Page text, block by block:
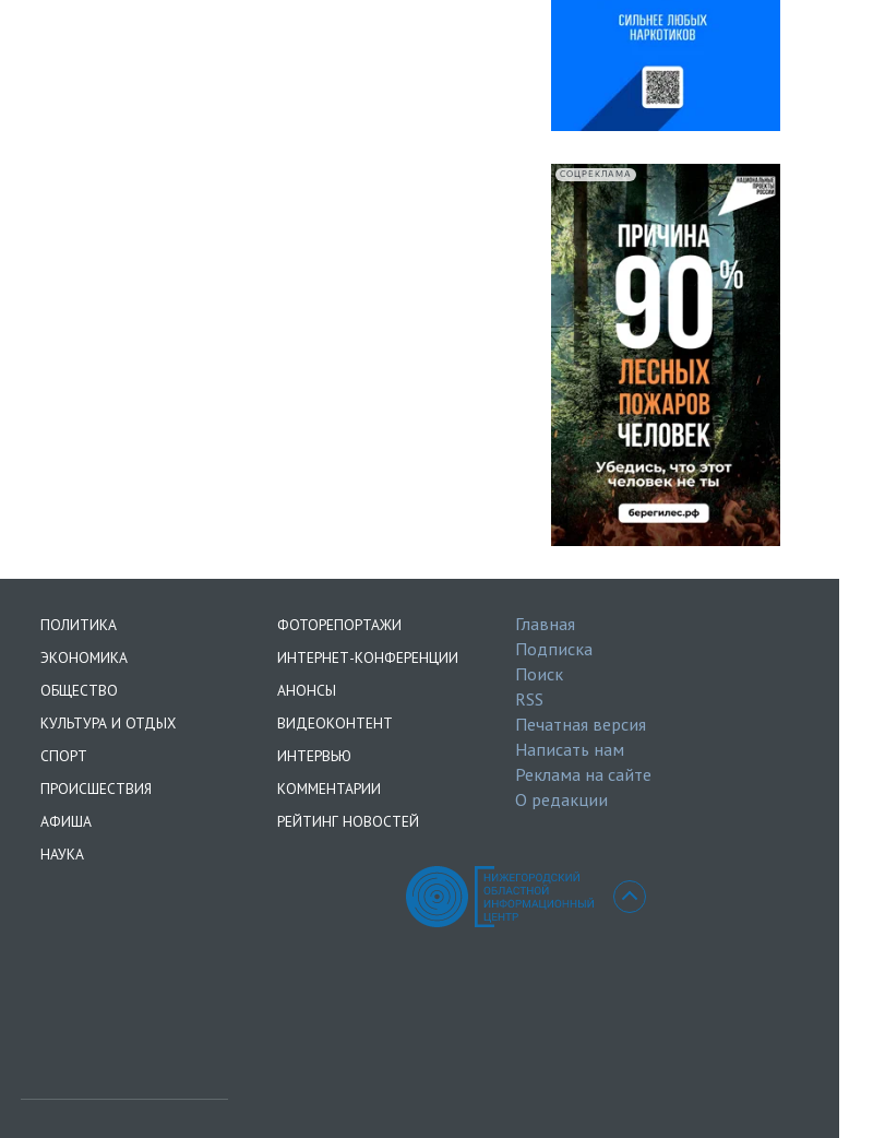
СОЦРЕКЛАМА
ПОЛИТИКА
ЭКОНОМИКА
ОБЩЕСТВО
КУЛЬТУРА И ОТДЫХ
СПОРТ
ПРОИСШЕСТВИЯ
АФИША
НАУКА
ФОТОРЕПОРТАЖИ
ИНТЕРНЕТ-КОНФЕРЕНЦИИ
АНОНСЫ
ВИДЕОКОНТЕНТ
ИНТЕРВЬЮ
КОММЕНТАРИИ
РЕЙТИНГ НОВОСТЕЙ
Главная
Подписка
Поиск
RSS
Печатная версия
Написать нам
Реклама на сайте
О редакции